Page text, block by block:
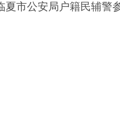
夏市公安局户籍民辅警